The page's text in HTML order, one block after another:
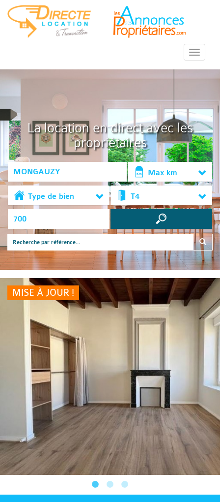
::Menu::
La location en direct avec les
propriétaires
Max km
Type de bien T4
MISE À JOUR !